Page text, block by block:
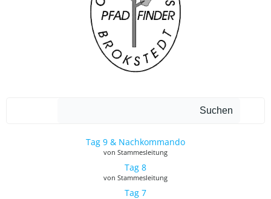
Suchen
Tag 9 & Nachkommando
von Stammesleitung
Tag 8
von Stammesleitung
Tag 7